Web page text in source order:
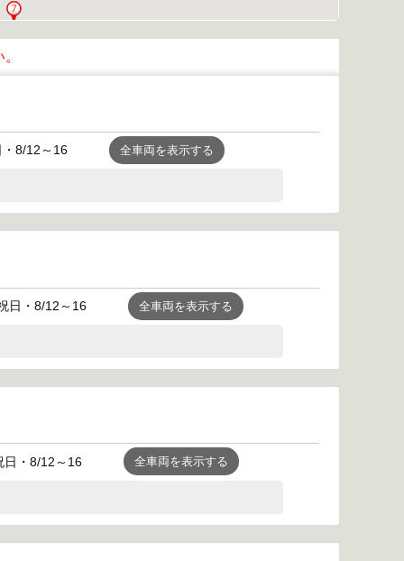
8/12～16 全車両を表示する
日・8/12～16 全車両を表示する
・8/12～16 全車両を表示する